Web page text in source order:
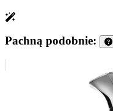
Pachną podobnie: